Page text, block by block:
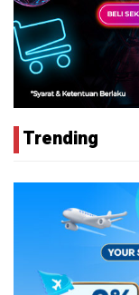
Trending